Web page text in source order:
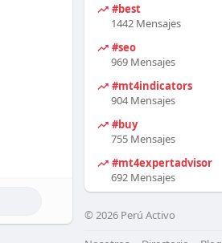
#best
1442 Mensajes
#seo
969 Mensajes
#mt4indicators
904 Mensajes
#buy
755 Mensajes
#mt4expertadvisor
692 Mensajes
© 2026 Perú Activo